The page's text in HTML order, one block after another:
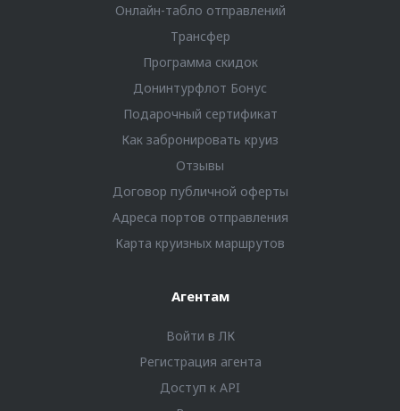
Онлайн-табло отправлений
Трансфер
Программа скидок
Донинтурфлот Бонус
Подарочный сертификат
Как забронировать круиз
Отзывы
Договор публичной оферты
Адреса портов отправления
Карта круизных маршрутов
Агентам
Войти в ЛК
Регистрация агента
Доступ к API